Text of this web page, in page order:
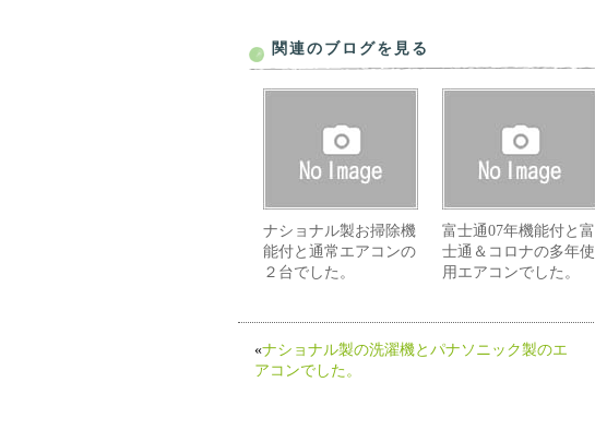
関連のブログを見る
ナショナル製お掃除機
能付と通常エアコンの
２台でした。
富士通07年機能付と富
士通＆コロナの多年使
用エアコンでした。
«ナショナル製の洗濯機とパナソニック製のエ
アコンでした。